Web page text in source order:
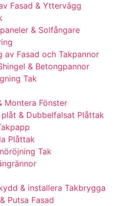
Fasad & Yttervägg
& Solfångare
av Fasad och Takpannor
& Betongpannor
Tak
Montera Fönster
& Dubbelfalsat Plåttak
Plåttak
Tak
& installera Takbrygga
Putsa Fasad